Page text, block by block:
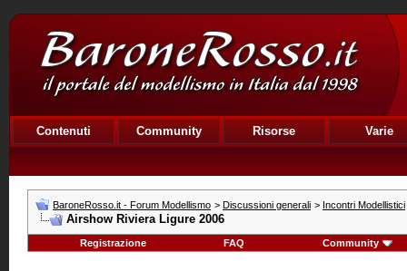
Contenuti Community Risorse Varie
BaroneRosso.it - Forum Modellismo > Discussioni generali > Incontri Modellistici
Airshow Riviera Ligure 2006
Registrazione FAQ Community